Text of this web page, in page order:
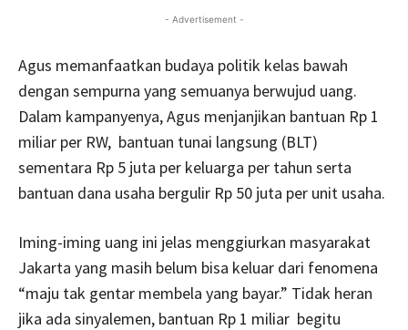
- Advertisement -
Agus memanfaatkan budaya politik kelas bawah
dengan sempurna yang semuanya berwujud uang.
Dalam kampanyenya, Agus menjanjikan bantuan Rp 1
miliar per RW, bantuan tunai langsung (BLT)
sementara Rp 5 juta per keluarga per tahun serta
bantuan dana usaha bergulir Rp 50 juta per unit usaha.
Iming-iming uang ini jelas menggiurkan masyarakat
Jakarta yang masih belum bisa keluar dari fenomena
“maju tak gentar membela yang bayar.” Tidak heran
jika ada sinyalemen, bantuan Rp 1 miliar begitu